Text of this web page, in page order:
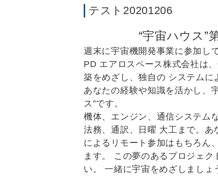
テスト20201206
“宇宙ハウス”
週末に宇宙機開発事業に参加し
PD エアロスペース株式会社は
築をめざし、独自の システム
あなたの経験や知識を活かし、
ス”です。
機体、エンジン、通信システム
法務、通訳、日曜 大工まで。
によるリモート参加はもちろん
ます。 この夢のあるプロジェ
い。 一緒に宇宙をめざしましょ